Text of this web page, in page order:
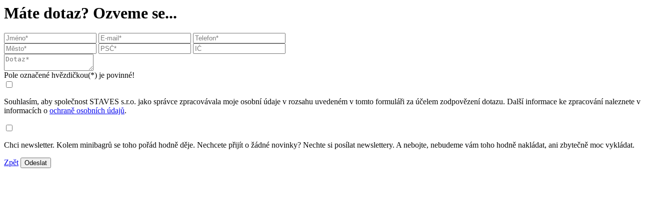
Máte dotaz? Ozveme se...
Pole označené hvězdičkou(*) je povinné!
Souhlasím, aby společnost STAVES s.r.o. jako správce zpracovávala moje osobní údaje v rozsahu uvedeném v tomto formuláři za účelem zodpovězení dotazu. Další informace ke zpracování naleznete v
informacích o ochraně osobních údajů.
Chci newsletter. Kolem minibagrů se toho pořád hodně děje. Nechcete přijít o žádné novinky? Nechte si posílat newslettery. A nebojte, nebudeme vám toho hodně nakládat, ani zbytečně moc vykládat.
Zpět Odeslat